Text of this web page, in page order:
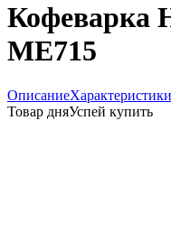
Кофеварка
ME715
ОписаниеХарактеристики
Товар дняУспей купить